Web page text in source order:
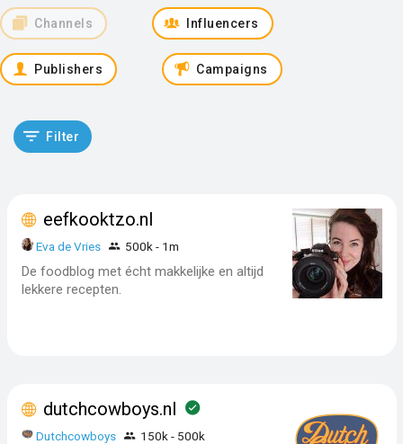
Channels Influencers
Publishers Campaigns
Filter
eefkooktzo.nl
Eva de Vries 500k - 1m
De foodblog met écht makkelijke en altijd
lekkere recepten.
dutchcowboys.nl
Dutchcowboys 150k - 500k